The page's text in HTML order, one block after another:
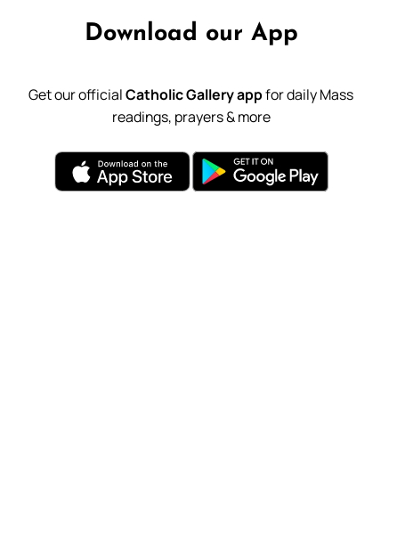
Download our App
Get our officialCatholic Gallery appfor daily Mass
readings, prayers & more